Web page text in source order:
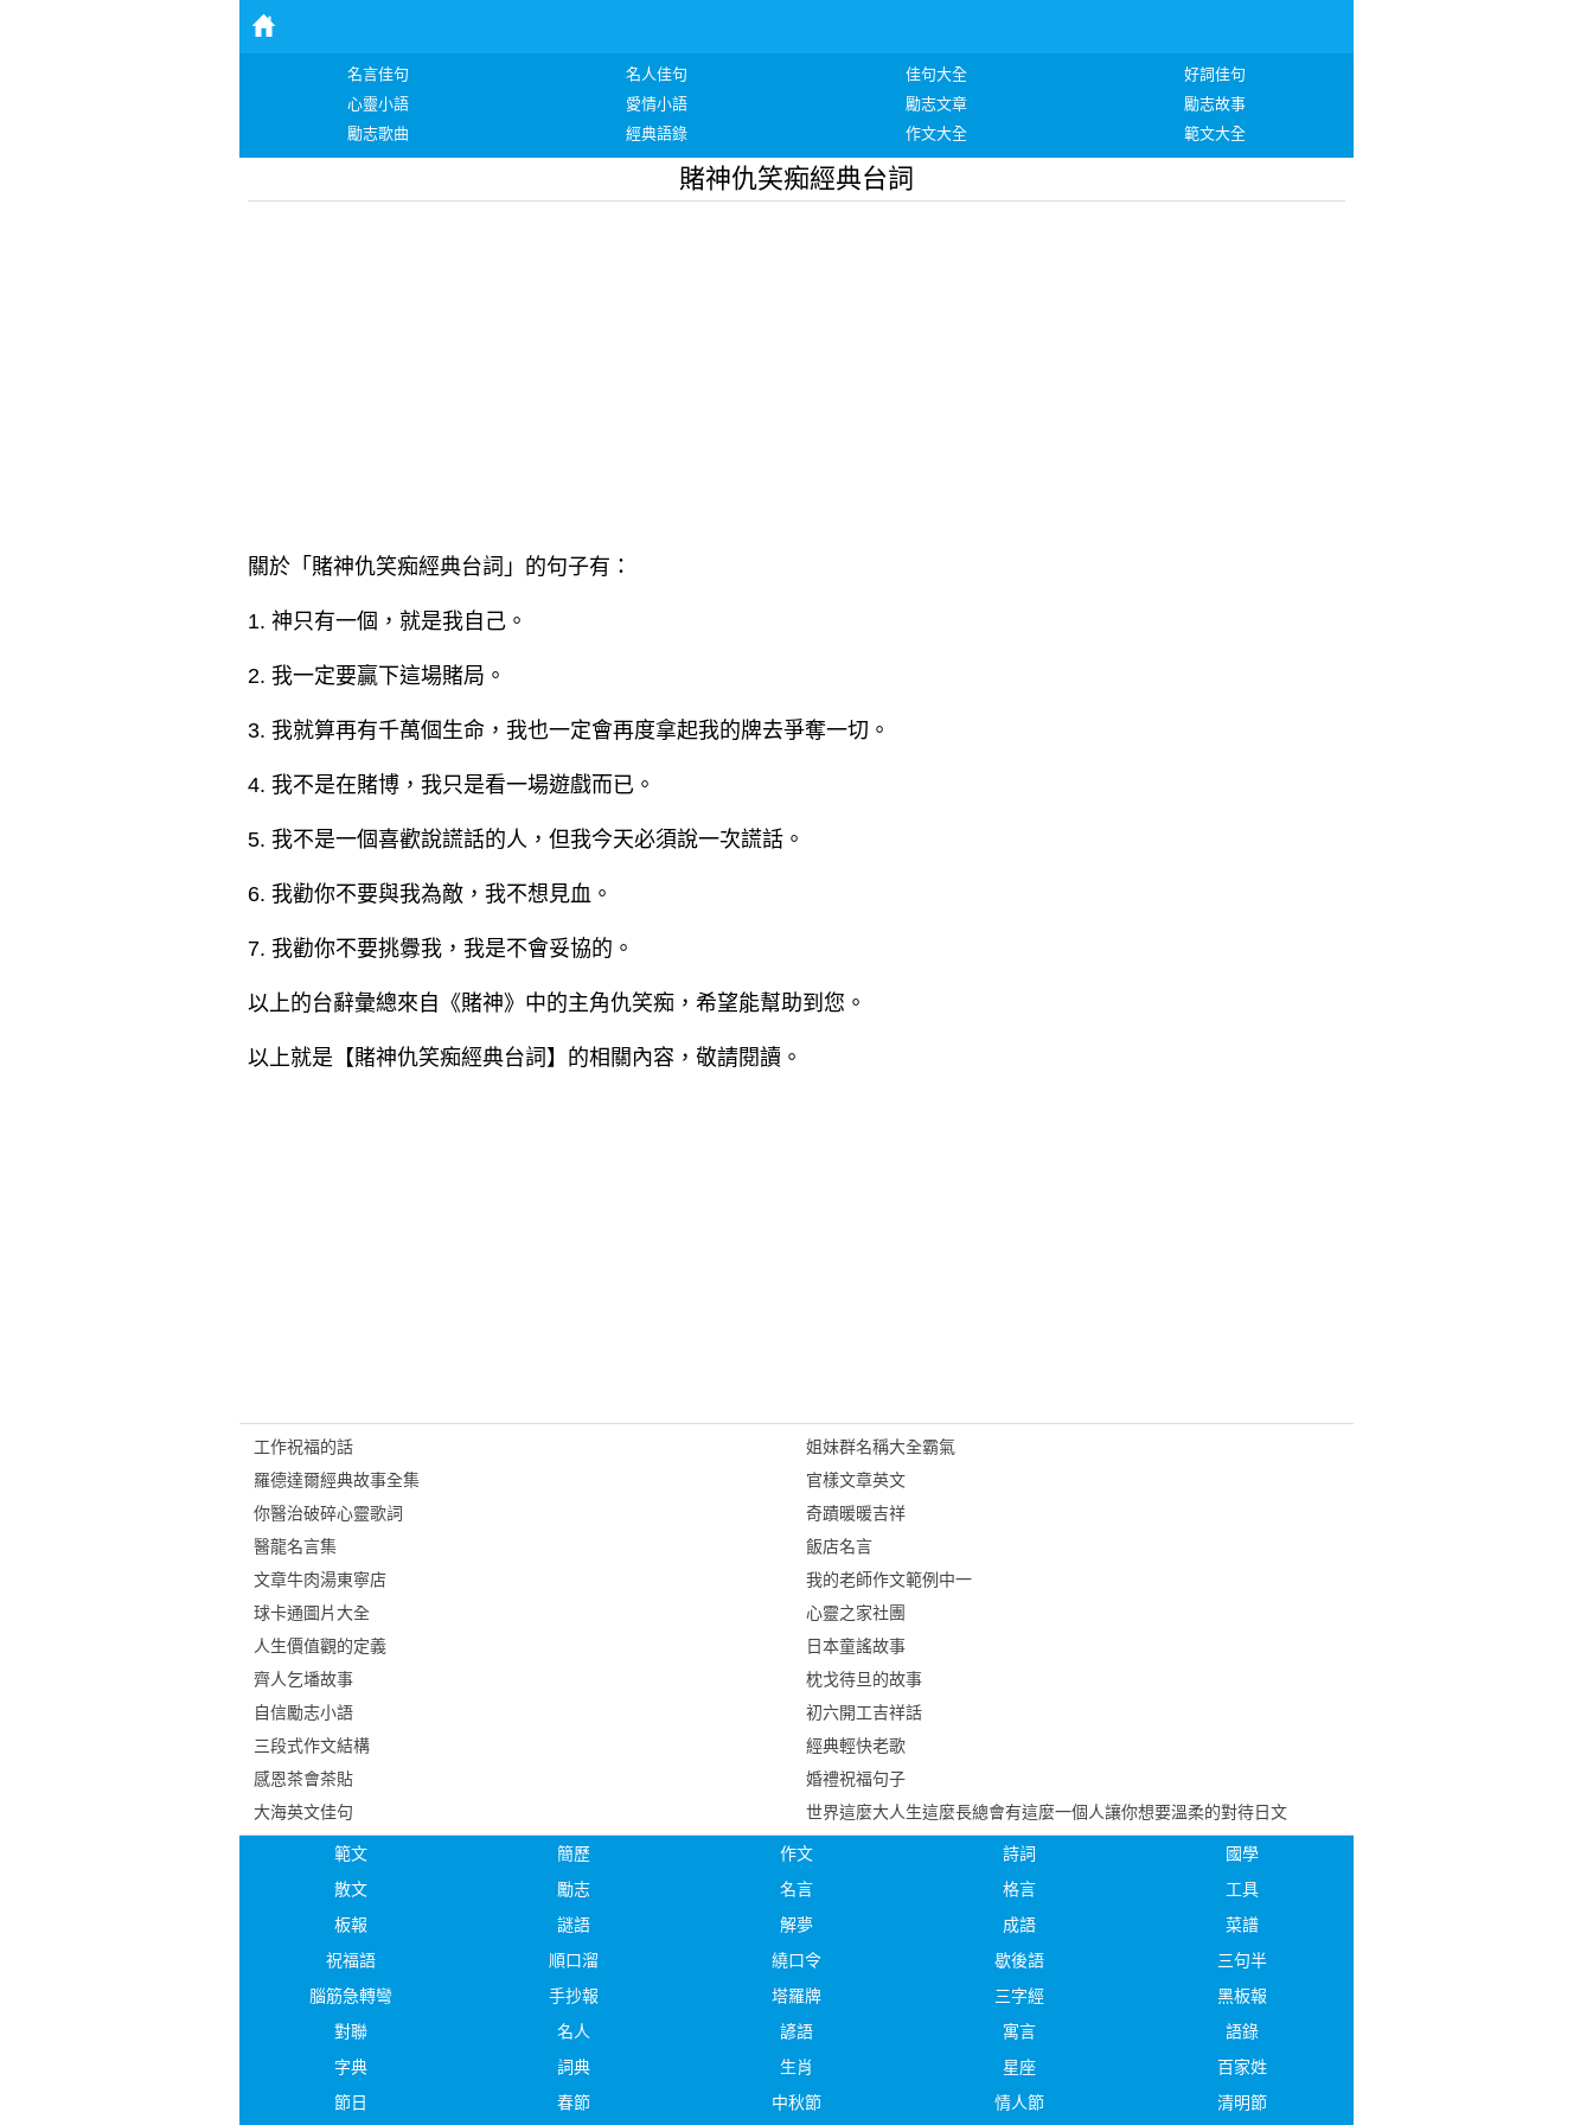
名言佳句 名人佳句 佳句大全
好詞佳句
心靈小語
愛情小語 勵志文章
勵志故事
勵志歌曲
經典語錄 作文大全 範文大全
賭神仇笑痴經典台詞
關於「賭神仇笑痴經典台詞」的句子有：
1. 神只有一個，就是我自己。
2. 我一定要贏下這場賭局。
3. 我就算再有千萬個生命，我也一定會再度拿起我的牌去爭奪一切。
4. 我不是在賭博，我只是看一場遊戲而已。
5. 我不是一個喜歡說謊話的人，但我今天必須說一次謊話。
6. 我勸你不要與我為敵，我不想見血。
7. 我勸你不要挑釁我，我是不會妥協的。
以上的台辭彙總來自《賭神》中的主角仇笑痴，希望能幫助到您。
以上就是【賭神仇笑痴經典台詞 】的相關內容，敬請閱讀。
工作祝福的話
羅德達爾經典故事全集
你醫治破碎心靈歌詞
醫龍名言集
文章牛肉湯東寧店
球卡通圖片大全
人生價值觀的定義
齊人乞墦故事
自信勵志小語
三段式作文結構
感恩茶會茶貼
大海英文佳句
姐妹群名稱大全霸氣
官樣文章英文
奇蹟暖暖吉祥
飯店名言
我的老師作文範例中一
心靈之家社團
日本童謠故事
枕戈待旦的故事
初六開工吉祥話
經典輕快老歌
婚禮祝福句子
世界這麼大人生這麼長總會有這麼一個人讓你想要溫柔的對待日文
範文 簡歷 作文 詩詞
國學
散文
勵志 名言 格言
工具
板報
謎語 解夢 成語
菜譜
祝福語
順口溜 繞口令 歇後語
三句半
腦筋急轉彎
手抄報 塔羅牌 三字經
黑板報
對聯
名人 諺語 寓言
語錄
字典
詞典 生肖 星座
百家姓
節日
春節 中秋節 情人節 清明節